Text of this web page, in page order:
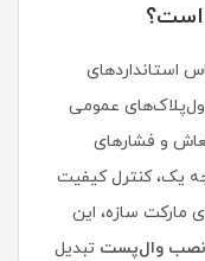
است؟
استانداردهای
عمومی
و فشارهای
یک، کنترل کیفیت
مارکت سازه، این
نصب وال‌پست تبدیل